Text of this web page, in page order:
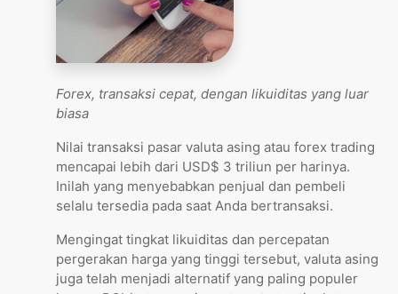
Forex, transaksi cepat, dengan likuiditas yang luar
biasa
Nilai transaksi pasar valuta asing atau forex trading
mencapai lebih dari USD$ 3 triliun per harinya.
Inilah yang menyebabkan penjual dan pembeli
selalu tersedia pada saat Anda bertransaksi.
Mengingat tingkat likuiditas dan percepatan
pergerakan harga yang tinggi tersebut, valuta asing
juga telah menjadi alternatif yang paling populer